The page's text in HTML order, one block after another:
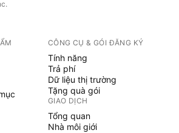
CÔNG CỤ & GÓI ĐĂNG KÝ
Tính năng
Trả phí
Dữ liệu thị trường
Tặng quà gói
GIAO DỊCH
Tổng quan
Nhà môi giới